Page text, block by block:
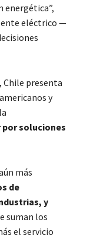
energética”,
eléctrico —
Chile presenta
y
por soluciones
más
de
y
suman los
el servicio